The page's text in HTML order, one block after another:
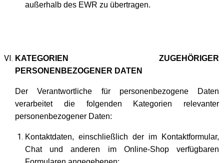
außerhalb des EWR zu übertragen.
KATEGORIEN ZUGEHÖRIGER
PERSONENBEZOGENER DATEN
Der Verantwortliche für personenbezogene Daten
verarbeitet die folgenden Kategorien relevanter
personenbezogener Daten:
Kontaktdaten, einschließlich der im Kontaktformular,
Chat und anderen im Online-Shop verfügbaren